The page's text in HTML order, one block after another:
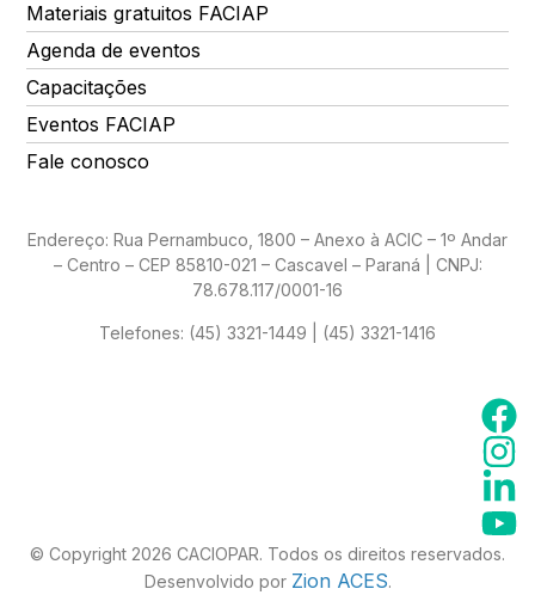
Materiais gratuitos FACIAP
Agenda de eventos
Capacitações
Eventos FACIAP
Fale conosco
Endereço: Rua Pernambuco, 1800 – Anexo à ACIC – 1º Andar
– Centro – CEP 85810-021 – Cascavel – Paraná | CNPJ:
78.678.117/0001-16
Telefones: (45) 3321-1449 | (45) 3321-1416
© Copyright 2026 CACIOPAR. Todos os direitos reservados.
Desenvolvido por Zion ACES.